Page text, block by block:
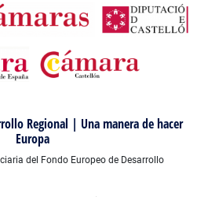
Regional | Una manera de hacer
Europa
del Fondo Europeo de Desarrollo